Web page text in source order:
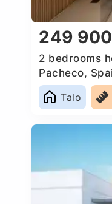
249
2 bedrooms
Pacheco,
Talo